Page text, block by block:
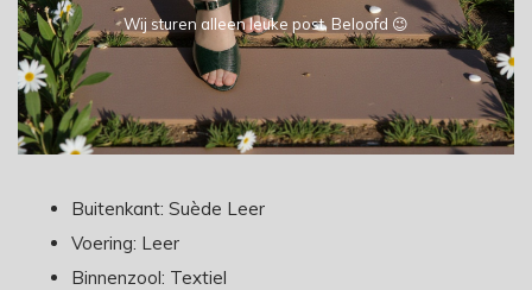
Wij sturen alleen leuke post, Beloofd 😉
Productomschrijving
Type: Sneaker Gola
Materiaal:
Buitenkant: Suède Leer
Voering: Leer
Binnenzool: Textiel